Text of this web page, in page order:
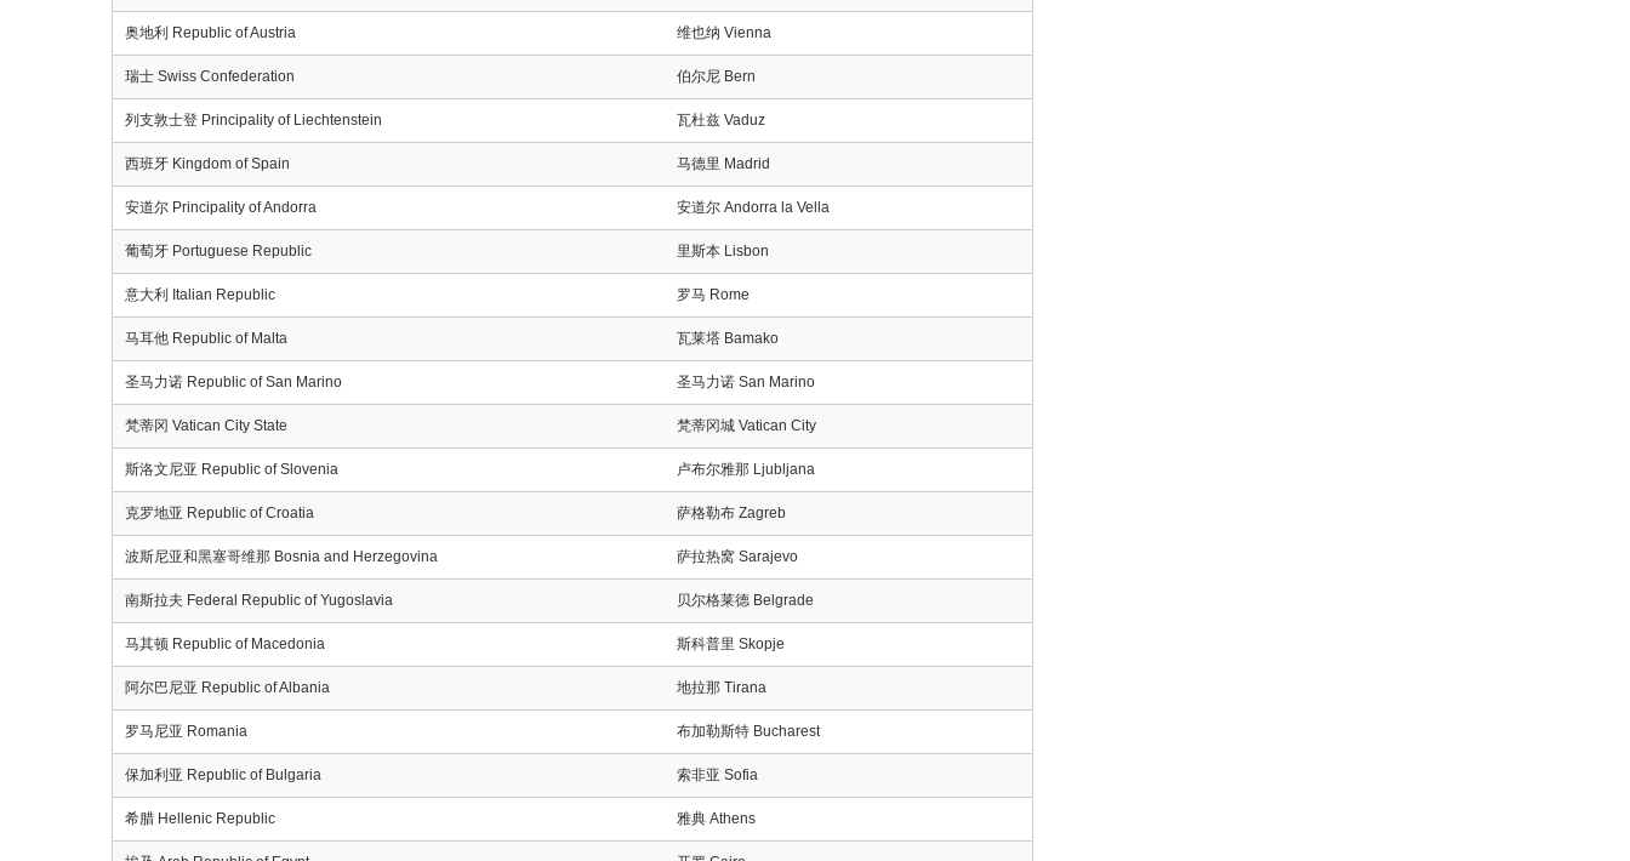
奥地利 Republic of Austria 维也纳 Vienna
瑞士 Swiss Confederation 伯尔尼 Bern
列支敦士登 Principality of Liechtenstein 瓦杜兹 Vaduz
西班牙 Kingdom of Spain 马德里 Madrid
安道尔 Principality of Andorra 安道尔 Andorra la Vella
葡萄牙 Portuguese Republic 里斯本 Lisbon
意大利 Italian Republic 罗马 Rome
马耳他 Republic of Malta 瓦莱塔 Bamako
圣马力诺 Republic of San Marino 圣马力诺 San Marino
梵蒂冈 Vatican City State 梵蒂冈城 Vatican City
斯洛文尼亚 Republic of Slovenia 卢布尔雅那 Ljubljana
克罗地亚 Republic of Croatia 萨格勒布 Zagreb
波斯尼亚和黑塞哥维那 Bosnia and Herzegovina 萨拉热窝 Sarajevo
南斯拉夫 Federal Republic of Yugoslavia 贝尔格莱德 Belgrade
马其顿 Republic of Macedonia 斯科普里 Skopje
阿尔巴尼亚 Republic of Albania 地拉那 Tirana
罗马尼亚 Romania 布加勒斯特 Bucharest
保加利亚 Republic of Bulgaria 索非亚 Sofia
希腊 Hellenic Republic 雅典 Athens